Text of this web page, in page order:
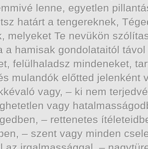
lenne, egyetlen
határt a tengereknek,
melyeket Te nevükön
a hamisak gondolataitól
felülhaladsz mindeneket,
mulandók előtted jelenként
vagy, – ki nem
vagy
– rettenetes
– szent vagy minden